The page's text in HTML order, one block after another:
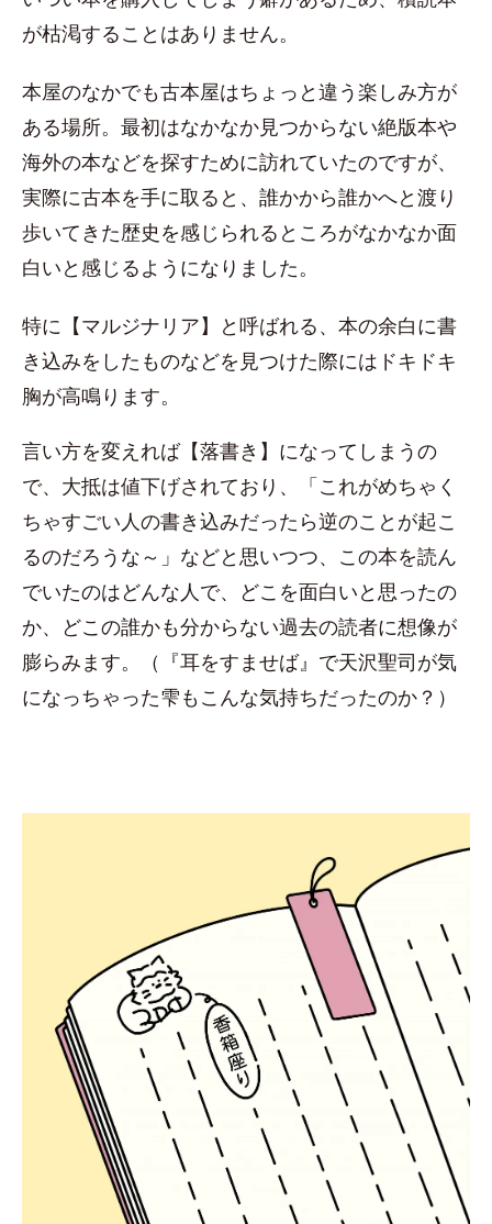
が枯渇することはありません。
本屋のなかでも古本屋はちょっと違う楽しみ方が
ある場所。最初はなかなか見つからない絶版本や
海外の本などを探すために訪れていたのですが、
実際に古本を手に取ると、誰かから誰かへと渡り
歩いてきた歴史を感じられるところがなかなか面
白いと感じるようになりました。
特に【マルジナリア】と呼ばれる、本の余白に書
き込みをしたものなどを見つけた際にはドキドキ
胸が高鳴ります。
言い方を変えれば【落書き】になってしまうの
で、大抵は値下げされており、「これがめちゃく
ちゃすごい人の書き込みだったら逆のことが起こ
るのだろうな～」などと思いつつ、この本を読ん
でいたのはどんな人で、どこを面白いと思ったの
か、どこの誰かも分からない過去の読者に想像が
膨らみます。（『耳をすませば』で天沢聖司が気
になっちゃった雫もこんな気持ちだったのか？）